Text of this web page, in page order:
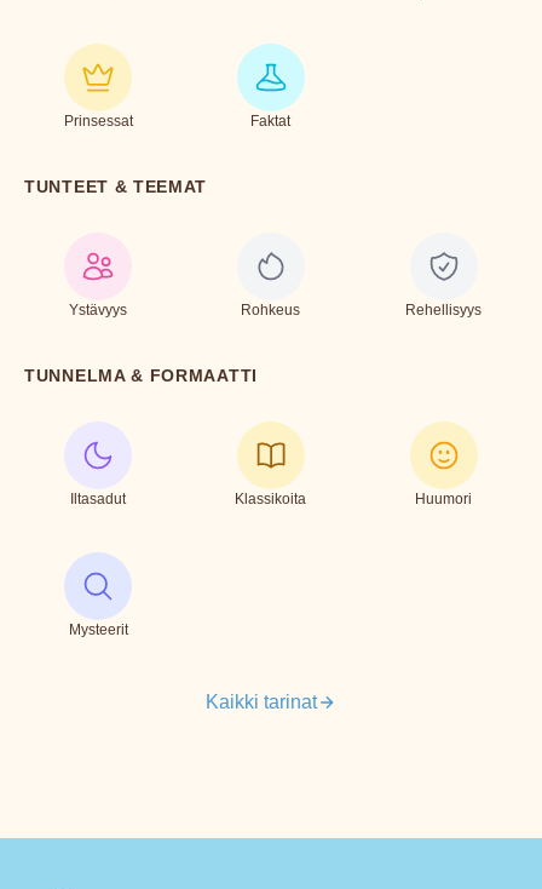
Prinsessat Faktat
TUNTEET & TEEMAT
Ystävyys Rohkeus Rehellisyys
TUNNELMA & FORMAATTI
Iltasadut Klassikoita Huumori
Mysteerit
Kaikki tarinat